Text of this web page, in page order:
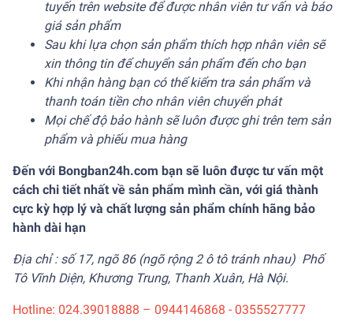
tuyến trên website để được nhân viên tư vấn và báo
giá sản phẩm
Sau khi lựa chọn sản phẩm thích hợp nhân viên sẽ
xin thông tin để chuyển sản phẩm đến cho bạn
Khi nhận hàng bạn có thể kiểm tra sản phẩm và
thanh toán tiền cho nhân viên chuyển phát
Mọi chế độ bảo hành sẽ luôn được ghi trên tem sản
phẩm và phiếu mua hàng
Đến với Bongban24h.com bạn sẽ luôn được tư vấn một
cách chi tiết nhất về sản phẩm mình cần, với giá thành
cực kỳ hợp lý và chất lượng sản phẩm chính hãng bảo
hành dài hạn
Địa chỉ : số 17, ngõ 86 (ngõ rộng 2 ô tô tránh nhau) Phố
Tô Vĩnh Diện, Khương Trung, Thanh Xuân, Hà Nội.
Hotline: 024.39018888 – 0944146868 - 0355527777